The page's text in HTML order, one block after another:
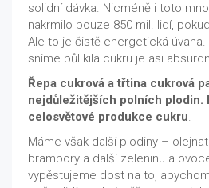
solidní dávka. Nicméně i toto
nakrmilo pouze 850 mil. lidí,
Ale to je čistě energetická
sníme půl kila cukru je asi
Řepa cukrová a třtina cukrová
nejdůležitějších polních plodin.
celosvětové produkce cukru.
Máme však další plodiny –
brambory a další zeleninu a
vypěstujeme dost na to,